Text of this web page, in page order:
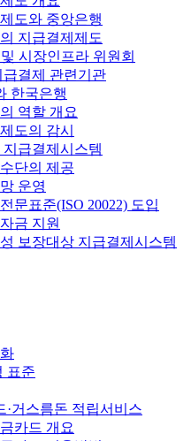
도와 중앙은행
지급결제제도
시장인프라 위원회
급결제 관련기관
한국은행
역할 개요
도의 감시
지급결제시스템
단의 제공
운영
문표준(ISO 20022) 도입
금 지원
보장대상 지급결제시스템
표준
·거스름돈 적립서비스
카드 개요